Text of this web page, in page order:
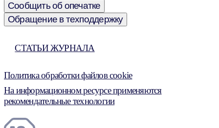
Сообщить об опечатке
Обращение в техподдержку
СТАТЬИ ЖУРНАЛА
Политика обработки файлов cookie
На информационном ресурсе применяются
рекомендательные технологии